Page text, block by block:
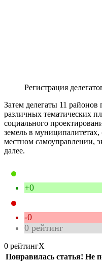
Регистрация
Затем делегаты 11 районов
различных тематических
социального
земель в
местном самоуправлении,
далее.
+0
-0
0 рейтинг
0 рейтингX
Понравилась статья! Не